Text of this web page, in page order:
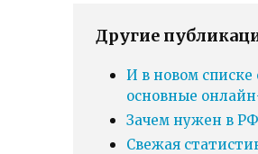
Другие
И в новом
основные
Зачем нужен в
Свежая